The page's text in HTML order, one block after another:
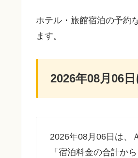
ホテル・旅館宿泊の予約
ます。
2026年08月06
2026年08月06日は、
「宿泊料金の合計か